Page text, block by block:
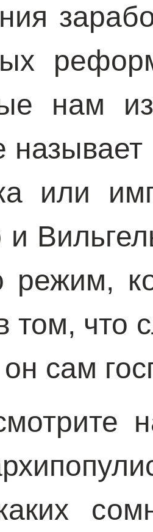
нам
или
и
режим,
том, что
сам